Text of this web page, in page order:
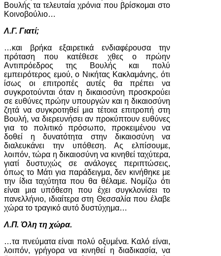
Βουλής τα τελευταία χρόνια που βρίσκομαι στο
Κοινοβούλιο…
Λ.Γ. Γιατί;
…και βρήκα εξαιρετικά ενδιαφέρουσα την
πρόταση που κατέθεσε χθες ο πρώην
Αντιπρόεδρος της Βουλής και πολύ
εμπειρότερος εμού, ο Νικήτας Κακλαμάνης, ότι
ίσως οι επιτροπές αυτές θα πρέπει να
συγκροτούνται όταν η δικαιοσύνη προσκρούει
σε ευθύνες πρώην υπουργών και η δικαιοσύνη
ζητά να συγκροτηθεί μια τέτοια επιτροπή στη
Βουλή, να διερευνήσει αν προκύπτουν ευθύνες
για το πολιτικό πρόσωπο, προκειμένου να
δοθεί η δυνατότητα στην δικαιοσύνη να
διαλευκάνει την υπόθεση. Ας ελπίσουμε,
λοιπόν, τώρα η δικαιοσύνη να κινηθεί ταχύτερα,
γιατί δυστυχώς σε ανάλογες περιπτώσεις,
όπως το Μάτι για παράδειγμα, δεν κινήθηκε με
την ίδια ταχύτητα που θα θέλαμε. Νομίζω ότι
είναι μια υπόθεση που έχει συγκλονίσει το
πανελλήνιο, ιδιαίτερα στη Θεσσαλία που έλαβε
χώρα το τραγικό αυτό δυστύχημα…
Λ.Π. Όλη τη χώρα.
…τα πνεύματα είναι πολύ οξυμένα. Καλό είναι,
λοιπόν, γρήγορα να κινηθεί η διαδικασία, να